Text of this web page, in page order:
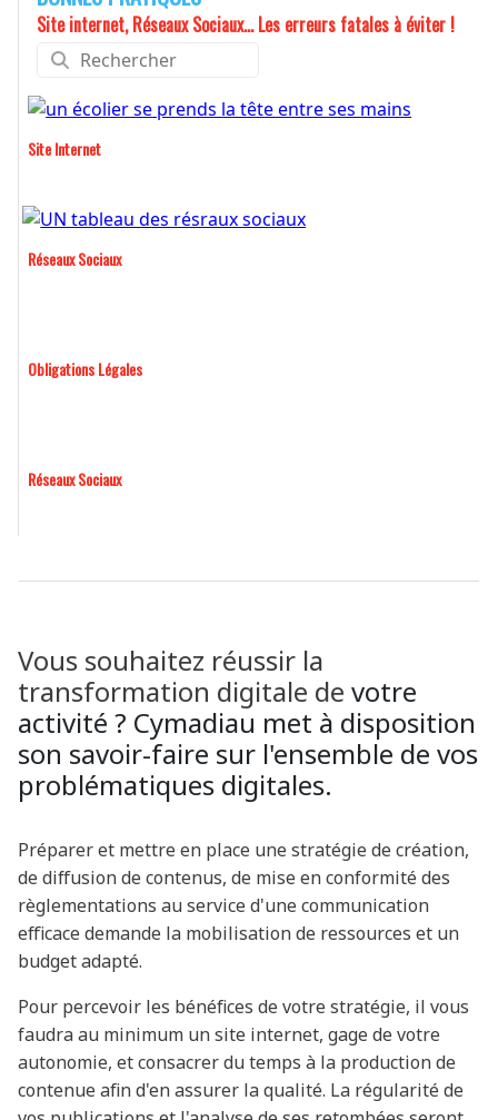
Site internet, Réseaux Sociaux... Les erreurs fatales à éviter !
Site Internet
Réseaux Sociaux
Obligations Légales
Réseaux Sociaux
Vous souhaitez réussir la
transformation digitale de votre
activité ? Cymadiau met à disposition
son savoir-faire sur l'ensemble de vos
problématiques digitales.
Préparer et mettre en place une stratégie de création,
de diffusion de contenus, de mise en conformité des
règlementations au service d'une communication
efficace demande la mobilisation de ressources et un
budget adapté.
Pour percevoir les bénéfices de votre stratégie, il vous
faudra au minimum un site internet, gage de votre
autonomie, et consacrer du temps à la production de
contenue afin d'en assurer la qualité. La régularité de